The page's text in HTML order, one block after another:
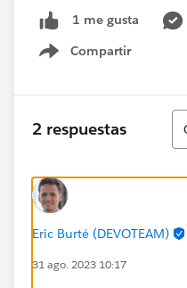
1 me gusta
Compartir
Show menu
2 respuestas
Eric Burté (DEVOTEAM)
31 ago. 2023 10:17